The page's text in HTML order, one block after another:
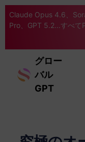
Claude Opus 4.6、
Pro、GPT 5.2...すべて
グロー
バル
GPT